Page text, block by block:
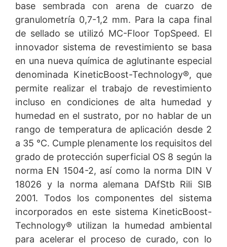
base sembrada con arena de cuarzo de
granulometría 0,7-1,2 mm. Para la capa final
de sellado se utilizó MC-Floor TopSpeed. El
innovador sistema de revestimiento se basa
en una nueva química de aglutinante especial
denominada KineticBoost-Technology®, que
permite realizar el trabajo de revestimiento
incluso en condiciones de alta humedad y
humedad en el sustrato, por no hablar de un
rango de temperatura de aplicación desde 2
a 35 °C. Cumple plenamente los requisitos del
grado de protección superficial OS 8 según la
norma EN 1504-2, así como la norma DIN V
18026 y la norma alemana DAfStb Rili SIB
2001. Todos los componentes del sistema
incorporados en este sistema KineticBoost-
Technology® utilizan la humedad ambiental
para acelerar el proceso de curado, con lo